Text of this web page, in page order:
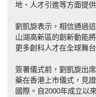
地、人才引進等方面提供
劉凱旋表示，相信通過
山湖高新區的創新動能
更多創科人才在全球舞
簽署儀式前，劉凱旋出
藥在香港上市儀式，見
國際。自2000年成立以